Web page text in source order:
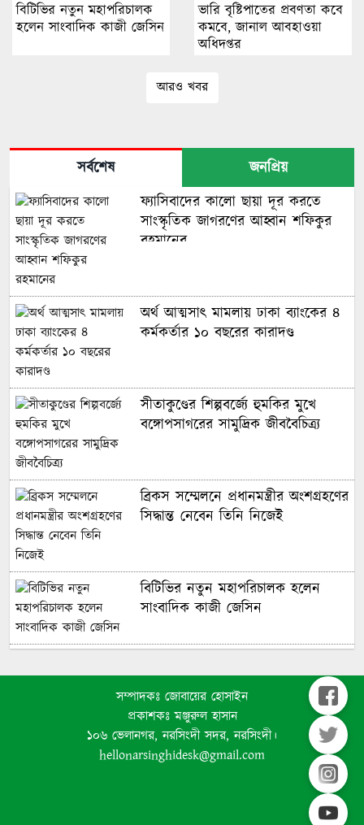
বিটিভির নতুন মহাপরিচালক
হলেন সাংবাদিক কাজী জেসিন
ভারি বৃষ্টিপাতের প্রবণতা কবে
কমবে, জানাল আবহাওয়া
অধিদপ্তর
আরও খবর
সর্বশেষ
জনপ্রিয়
ফ্যাসিবাদের কালো ছায়া দূর করতে
সাংস্কৃতিক জাগরণের আহ্বান শফিকুর
রহমানের
অর্থ আত্মসাৎ মামলায় ঢাকা ব্যাংকের ৪
কর্মকর্তার ১০ বছরের কারাদণ্ড
সীতাকুণ্ডের শিল্পবর্জ্যে হুমকির মুখে
বঙ্গোপসাগরের সামুদ্রিক জীববৈচিত্র্য
ব্রিকস সম্মেলনে প্রধানমন্ত্রীর অংশগ্রহণের
সিদ্ধান্ত নেবেন তিনি নিজেই
বিটিভির নতুন মহাপরিচালক হলেন
সাংবাদিক কাজী জেসিন
জার্নাল প্রকাশ করল আইএসইউ
সুনামগঞ্জ সড়কের মাঝখানে বিদ্যুতের
খুঁটি, দেড় বছরে শতাধিক দুর্ঘটনা
সম্পাদকঃ জোবায়ের হোসাইন
প্রকাশকঃ মঞ্জুরুল হাসান
১০৬ ভেলানগর, নরসিংদী সদর, নরসিংদী।
hellonarsinghidesk@gmail.com